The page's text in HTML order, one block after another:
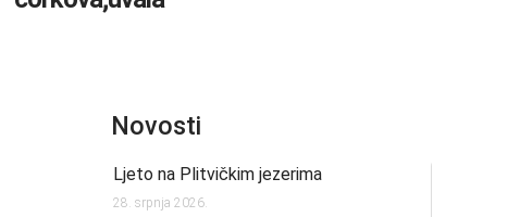
Novosti
Ljeto na Plitvičkim jezerima
28. srpnja 2026.